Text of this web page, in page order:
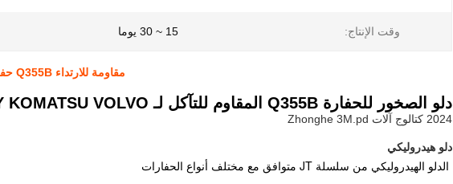
وقت الإنتاج: 15 ~ 30 يوما
مقاومة للارتداء Q355B حفر الدلو الصخري للثعابين كوماتسو فولفو للدبل التلسكوبي
دلو الصخور للحفارة Q355B المقاوم للتآكل لـ SNAY KOMATSU VOLVO للغطاس التلسكوبي
2024 كتالوج آلات Zhonghe 3M.pd
دلو هيدروليكي
الدلو الهيدروليكي من سلسلة JT متوافق مع مختلف أنواع الحفارات